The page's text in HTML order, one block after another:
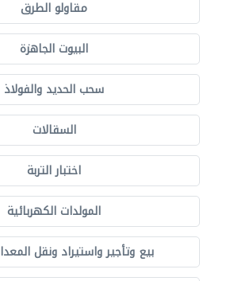
مقاولو الطرق
البيوت الجاهزة
سحب الحديد والفولاذ
السقالات
اختبار التربة
المولدات الكهربائية
بيع وتأجير واستيراد ونقل